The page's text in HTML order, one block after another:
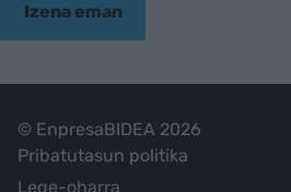
Izena eman
© EnpresaBIDEA 2026
Pribatutasun politika
Lege-oharra